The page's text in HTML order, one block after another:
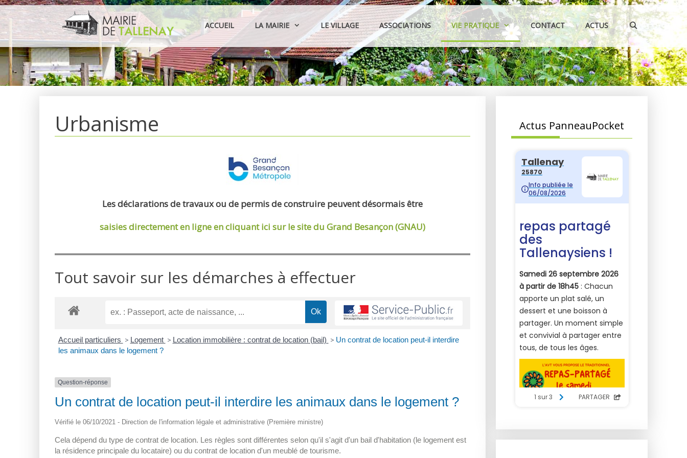
Aller
au
contenu
ACCUEIL LA MAIRIE LE VILLAGE ASSOCIATIONS VIE PRATIQUE CONTACT ACTUS
Urbanisme
Les déclarations de travaux ou de permis de construire peuvent désormais être
saisies directement en ligneen cliquant ici sur le site du Grand Besançon (GNAU)
Tout savoir sur les démarches à effectuer
Accueil particuliers > Logement > Location immobilière : contrat de location (bail) > Un contrat de location peut-il interdire
les animaux dans le logement ?
Question-réponse
Un contrat de location peut-il interdire les animaux dans le logement ?
Vérifié le 06/10/2021 - Direction de l'information légale et administrative (Première ministre)
Cela dépend du type de contrat de location. Les règles sont différentes selon qu'il s'agit d'un bail d'habitation (le logement est
la résidence principale du locataire) ou du contrat de location d'un meublé de tourisme.
Actus PanneauPocket